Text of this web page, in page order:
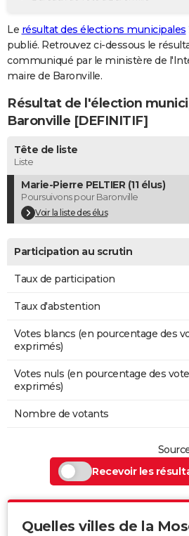
GUIDES D'ACHAT
BONS PLANS
CARTE DE VOEUX
Carte de Noël
Carte Bonne année
Carte Saint-Valentin
Carte Pâques
Carte d'anniversaire
Dictionnaire
Biographies
Citations
Expressions
Proverbes
PROGRAMME TV
COPAINS D'AVANT
S'inscrire
Se connecter
Lycées
Collèges
Primaires
Universités
Entreprises
Service militaire
Avis de recherche
AVIS DE DÉCÈS
FORUM
Le résultat des élections municipales
publié. Retrouvez ci-dessous le
communiqué par le ministère de
maire de Baronville.
Résultat de l'élection
Baronville [DEFINITIF]
Tête de liste
Liste
Marie-Pierre PELTIER (11 élus)
Poursuivons pour Baronville
Voir la liste des élus
Participation au scrutin
Taux de participation
Taux d'abstention
Votes blancs (en pourcentage des
exprimés)
Votes nuls (en pourcentage des
exprimés)
Nombre de votants
Recevoir les
Quelles villes de la